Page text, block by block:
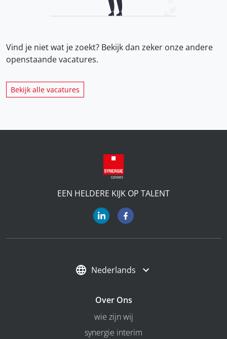
Vind je niet wat je zoekt? Bekijk dan zeker onzeandere
openstaande vacatures.
Bekijk alle vacatures
EEN HELDERE KIJK OP TALENT
Nederlands
Over Ons
wie zijn wij
synergie interim